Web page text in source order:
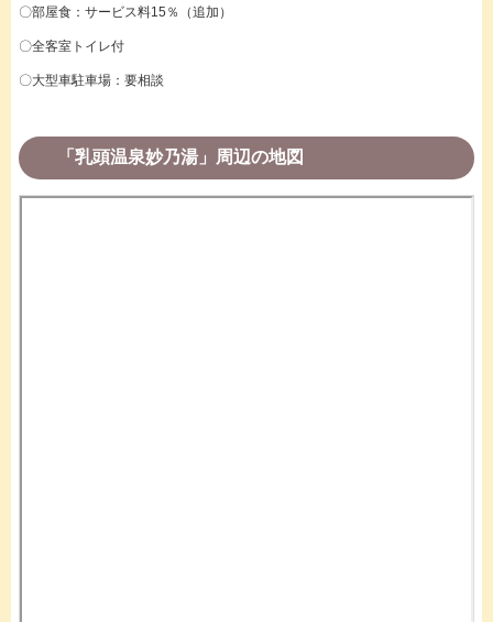
〇部屋食：サービス料15％（追加）
〇全客室トイレ付
〇大型車駐車場：要相談
「乳頭温泉妙乃湯」周辺の地図